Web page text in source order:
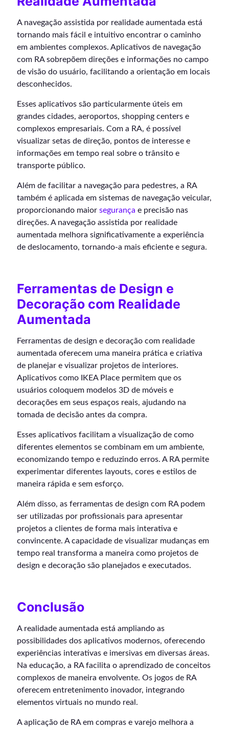
A navegação assistida por realidade aumentada está
tornando mais fácil e intuitivo encontrar o caminho
em ambientes complexos. Aplicativos de navegação
com RA sobrepõem direções e informações no campo
de visão do usuário, facilitando a orientação em locais
desconhecidos.
Esses aplicativos são particularmente úteis em
grandes cidades, aeroportos, shopping centers e
complexos empresariais. Com a RA, é possível
visualizar setas de direção, pontos de interesse e
informações em tempo real sobre o trânsito e
transporte público.
Além de facilitar a navegação para pedestres, a RA
também é aplicada em sistemas de navegação veicular,
proporcionando maior segurança e precisão nas
direções. A navegação assistida por realidade
aumentada melhora significativamente a experiência
de deslocamento, tornando-a mais eficiente e segura.
Ferramentas de Design e
Decoração com Realidade
Aumentada
Ferramentas de design e decoração com realidade
aumentada oferecem uma maneira prática e criativa
de planejar e visualizar projetos de interiores.
Aplicativos como IKEA Place permitem que os
usuários coloquem modelos 3D de móveis e
decorações em seus espaços reais, ajudando na
tomada de decisão antes da compra.
Esses aplicativos facilitam a visualização de como
diferentes elementos se combinam em um ambiente,
economizando tempo e reduzindo erros. A RA permite
experimentar diferentes layouts, cores e estilos de
maneira rápida e sem esforço.
Além disso, as ferramentas de design com RA podem
ser utilizadas por profissionais para apresentar
projetos a clientes de forma mais interativa e
convincente. A capacidade de visualizar mudanças em
tempo real transforma a maneira como projetos de
design e decoração são planejados e executados.
Conclusão
A realidade aumentada está ampliando as
possibilidades dos aplicativos modernos, oferecendo
experiências interativas e imersivas em diversas áreas.
Na educação, a RA facilita o aprendizado de conceitos
complexos de maneira envolvente. Os jogos de RA
oferecem entretenimento inovador, integrando
elementos virtuais no mundo real.
A aplicação de RA em compras e varejo melhora a